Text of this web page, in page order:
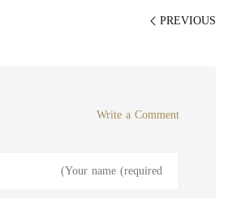
PREVIOUS
Write a Comment